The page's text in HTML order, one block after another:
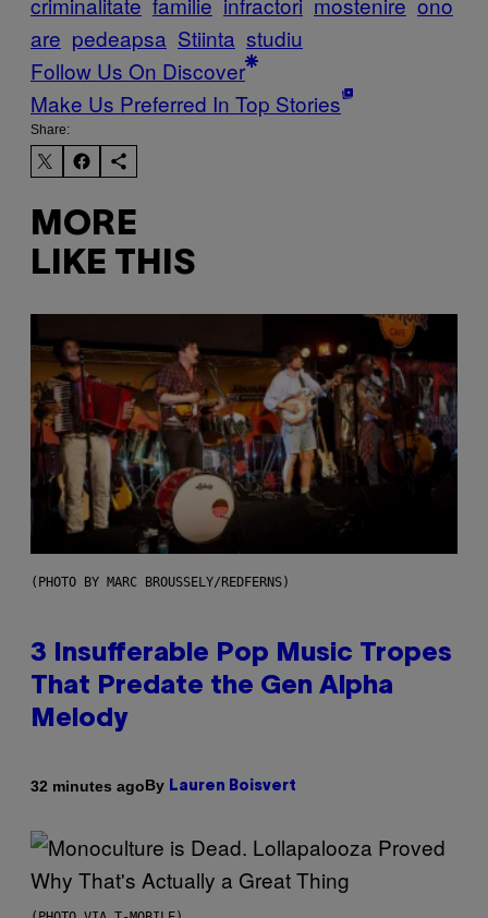
are pedeapsa Stiinta studiu
Follow Us On Discover
Make Us Preferred In Top Stories
Share:
MORE
LIKE THIS
(PHOTO BY MARC BROUSSELY/REDFERNS)
3 Insufferable Pop Music Tropes
That Predate the Gen Alpha
Melody
32 minutes agoBy Lauren Boisvert